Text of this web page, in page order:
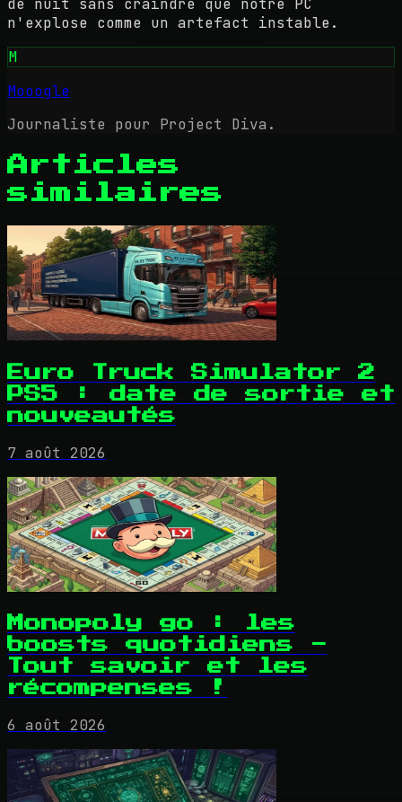
de nuit sans craindre que notre PC
n'explose comme un artefact instable.
M
Mooogle
Journaliste pour Project Diva.
Articles
similaires
Euro Truck Simulator 2
PS5 : date de sortie et
nouveautés
7 août 2026
Monopoly go : les
boosts quotidiens -
Tout savoir et les
récompenses !
6 août 2026